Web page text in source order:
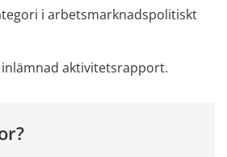
i arbetsmarknadspolitiskt
aktivitetsrapport.